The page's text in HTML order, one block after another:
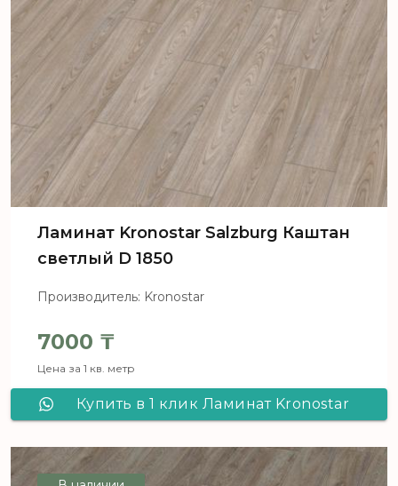
Ламинат Kronostar Salzburg Каштан
светлый D 1850
Производитель: Kronostar
7000 ₸
Цена за 1 кв. метр
Купить в 1 клик Ламинат Kronostar